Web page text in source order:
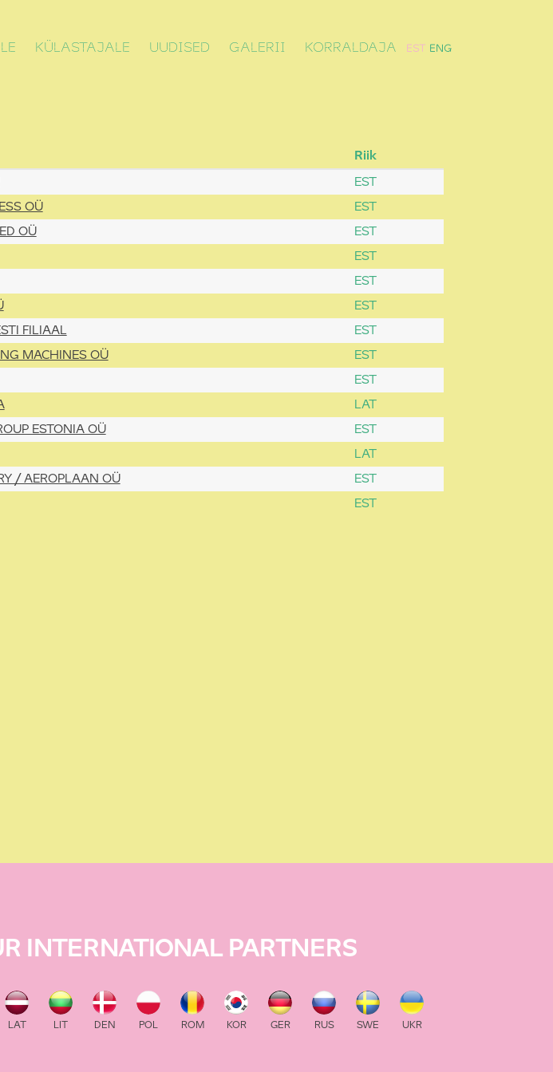
KÜLASTAJALE UUDISED GALERII KORRALDAJA EST ENG
Riik
EST
OÜ EST
OÜ EST
EST
EST
EST
FILIAAL EST
MACHINES OÜ EST
EST
LAT
ESTONIA OÜ EST
LAT
/ AEROPLAAN OÜ EST
EST
INTERNATIONAL PARTNERS
LAT LIT DEN POL ROM KOR GER RUS SWE UKR